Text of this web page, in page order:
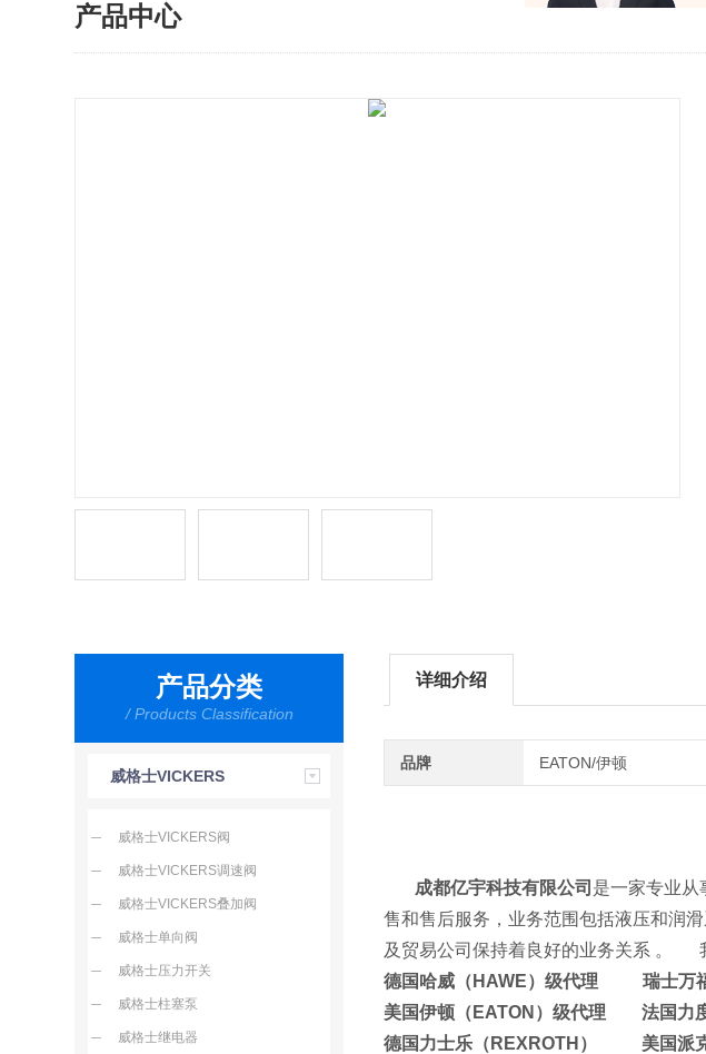
产品中心
产品分类
/ Products Classification
威格士VICKERS
威格士VICKERS阀
威格士VICKERS调速阀
威格士VICKERS叠加阀
威格士单向阀
威格士压力开关
威格士柱塞泵
威格士继电器
详细介绍
品牌 EATON/伊顿
成都亿宇科技有限公司 是一家专业从
售和售后服务，业务范围包括液压和润
及贸易公司保持着良好的业务关系 。
德国哈威（HAWE）级代理 瑞士万
美国伊顿（EATON）级代理 法国力
德国力士乐（REXROTH） 美国派